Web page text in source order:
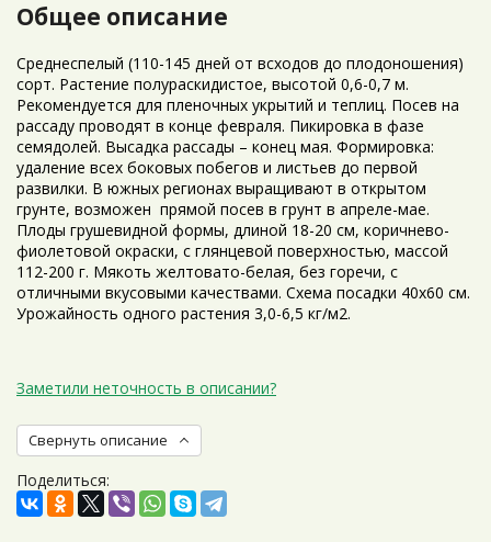
Общее описание
Среднеспелый (110-145 дней от всходов до плодоношения)
сорт. Растение полураскидистое, высотой 0,6-0,7 м.
Рекомендуется для пленочных укрытий и теплиц. Посев на
рассаду проводят в конце февраля. Пикировка в фазе
семядолей. Высадка рассады – конец мая. Формировка:
удаление всех боковых побегов и листьев до первой
развилки. В южных регионах выращивают в открытом
грунте, возможен прямой посев в грунт в апреле-мае.
Плоды грушевидной формы, длиной 18-20 см, коричнево-
фиолетовой окраски, с глянцевой поверхностью, массой
112-200 г. Мякоть желтовато-белая, без горечи, с
отличными вкусовыми качествами. Схема посадки 40х60 см.
Урожайность одного растения 3,0-6,5 кг/м2.
Заметили неточность в описании?
Свернуть описание
Поделиться: